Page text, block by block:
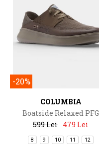
-20%
COLUMBIA
Boatside Relaxed PFG
599 Lei 479 Lei
8 9 10 11 12